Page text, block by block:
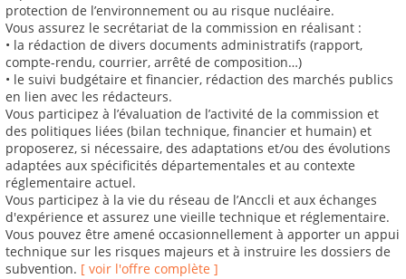
protection de l’environnement ou au risque nucléaire.
Vous assurez le secrétariat de la commission en réalisant :
• la rédaction de divers documents administratifs (rapport,
compte-rendu, courrier, arrêté de composition…)
• le suivi budgétaire et financier, rédaction des marchés publics
en lien avec les rédacteurs.
Vous participez à l’évaluation de l’activité de la commission et
des politiques liées (bilan technique, financier et humain) et
proposerez, si nécessaire, des adaptations et/ou des évolutions
adaptées aux spécificités départementales et au contexte
réglementaire actuel.
Vous participez à la vie du réseau de l’Anccli et aux échanges
d'expérience et assurez une vieille technique et réglementaire.
Vous pouvez être amené occasionnellement à apporter un appui
technique sur les risques majeurs et à instruire les dossiers de
subvention. [ voir l'offre complète ]